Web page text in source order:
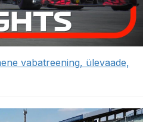
vabatreening, ülevaade,